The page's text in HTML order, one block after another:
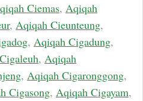
Ciemas, Aqiqah
, Aqiqah Cieunteung,
, Aqiqah Cigadung,
, Aqiqah
, Aqiqah Cigaronggong,
Cigasong, Aqiqah Cigayam,